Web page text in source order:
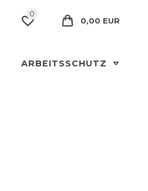
0
0,00 EUR
ARBEITSSCHUTZ